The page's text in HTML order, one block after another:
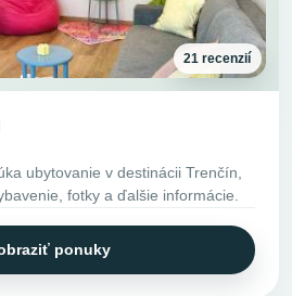
21 recenzií
ubytovanie v destinácii Trenčín,
fotky a ďalšie informácie.
ponuky